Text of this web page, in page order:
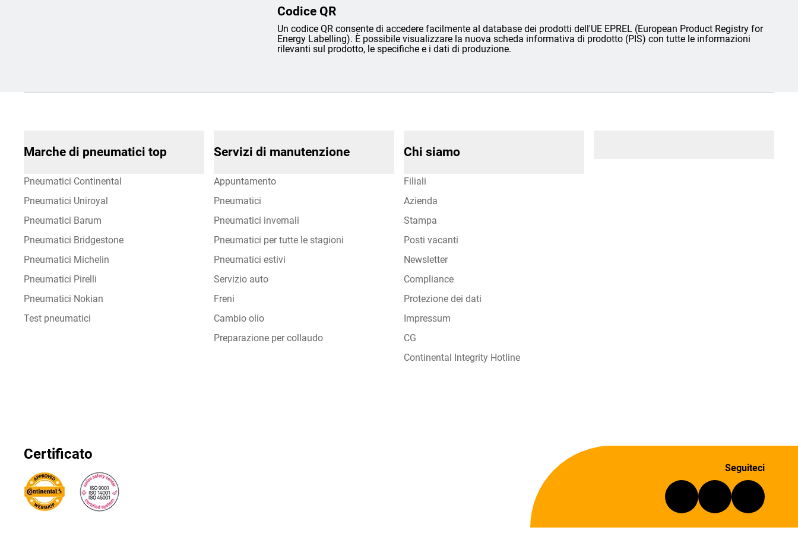
Codice QR
Un codice QR consente di accedere facilmente al database dei prodotti dell'UE EPREL (European Product Registry for
Energy Labelling). È possibile visualizzare la nuova scheda informativa di prodotto (PIS) con tutte le informazioni
rilevanti sul prodotto, le specifiche e i dati di produzione.
Marche di pneumatici top
Pneumatici Continental
Pneumatici Uniroyal
Pneumatici Barum
Pneumatici Bridgestone
Pneumatici Michelin
Pneumatici Pirelli
Pneumatici Nokian
Test pneumatici
Servizi di manutenzione
Appuntamento
Pneumatici
Pneumatici invernali
Pneumatici per tutte le stagioni
Pneumatici estivi
Servizio auto
Freni
Cambio olio
Preparazione per collaudo
Chi siamo
Filiali
Azienda
Stampa
Posti vacanti
Newsletter
Compliance
Protezione dei dati
Impressum
CG
Continental Integrity Hotline
Certificato
Seguiteci